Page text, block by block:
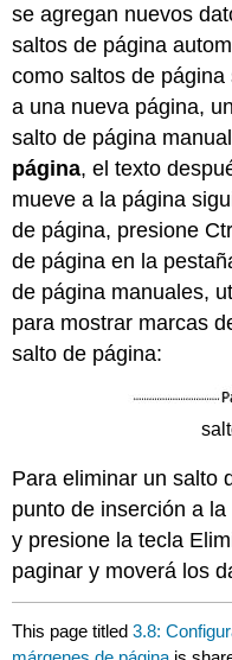
se agregan nuevos
saltos de página
como saltos de
a una nueva página,
salto de página
página, el texto
mueve a la página
de página, presione
de página en la
de página manuales,
para mostrar marcas
salto de página:
Para eliminar un salto
punto de inserción a
y presione la tecla
paginar y moverá los
This page titled3.8: